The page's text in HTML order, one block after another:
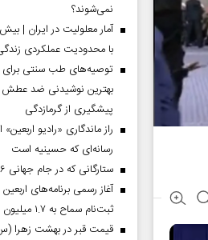
نمی‌شوند؟
با محدودیت عملکردی
توصیه‌های طب سنتی برای
بهترین نوشیدنی ضد عطش
پیشگیری از گرمازدگی
راز ماندگاری «رادیو اربعین»
رسانه‌ای که حسینیه است
ستارگانی که در جام جهانی ۲۰۲۶ بازی نکردند
ثبت‌نام سماح به ۱.۷ میلیون نفر رسید